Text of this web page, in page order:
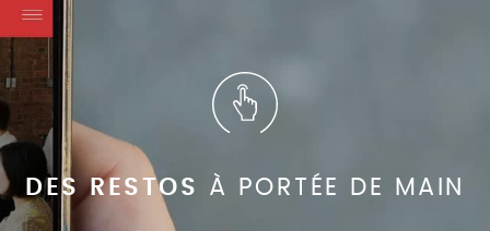
DES RESTOS À PORTÉE DE MAIN